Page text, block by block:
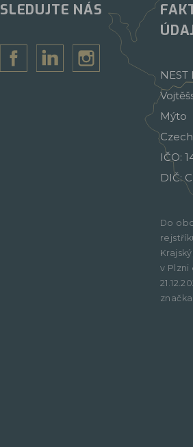
SLEDUJTE NÁS
NEST
Mýto
IČO:
DIČ:
Do
v Plzni
značka